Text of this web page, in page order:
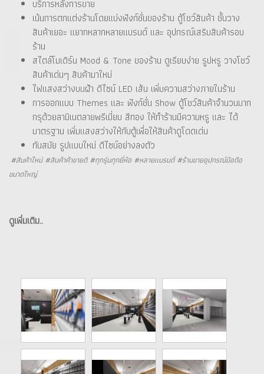
บริการหลังการขาย
เน้นการตกแต่งร้านโดยแบ่งฟังก์ชั่นของร้าน ตู้โชว์สินค้า ชั้นวาง
สินค้าเยอะ แยากหลากหลายแบรนด์ และ อุปกรณ์เสริมสินค้ารอบ
ร้าน
สไตล์โมเดิร์น Mood & Tone ของร้าน ดูเรียบง่าย รูปหรู วางโชว์
สินค้าเด่นๆ สินค้ามาใหม่
ไฟแสงสว่างบนฝ้า ดีไซน์ LED เส้น เพิ่มความสว่างภายในร้าน
การออกแบบ Themes และ ฟังก์ชั่น Show ตู้โชว์สินค้าจำนวนมาก
กรุด้วยลามิเนตลายพรีเมี่ยม สีทอง ให้ทำร้านมีความหรู และ ได้
มาตรฐาน เพิ่มแสงสว่างให้กับตู้เพื่อให้สินค้าดูโดดเด่น
ทันสมัย รูปแบบใหม่ ดีไซน์อย่างลงตัว
#สินค้าใหม่ #สินค้าค้าขายดี #ทุกรุ่นทุกยี่ห้อ #หลายแบรนด์ #ร้านขายอุปกรณ์มือถือ
ขนาดใหญ่
ดูเพิ่มเติม..